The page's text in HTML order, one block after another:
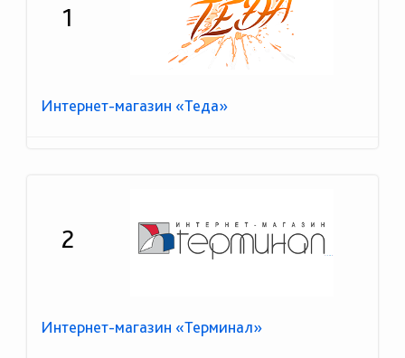
1
Интернет-магазин «Теда»
2
Интернет-магазин «Терминал»